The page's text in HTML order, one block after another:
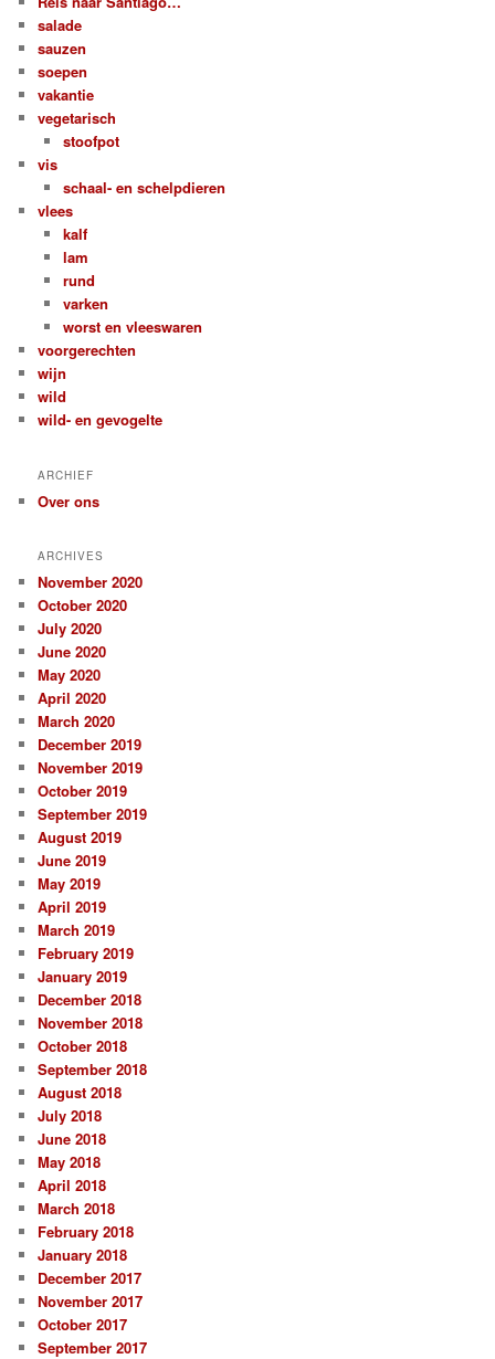
salade
sauzen
soepen
vakantie
vegetarisch
stoofpot
vis
schaal- en schelpdieren
vlees
kalf
lam
rund
varken
worst en vleeswaren
voorgerechten
wijn
wild
wild- en gevogelte
ARCHIEF
Over ons
ARCHIVES
November 2020
October 2020
July 2020
June 2020
May 2020
April 2020
March 2020
December 2019
November 2019
October 2019
September 2019
August 2019
June 2019
May 2019
April 2019
March 2019
February 2019
January 2019
December 2018
November 2018
October 2018
September 2018
August 2018
July 2018
June 2018
May 2018
April 2018
March 2018
February 2018
January 2018
December 2017
November 2017
October 2017
September 2017